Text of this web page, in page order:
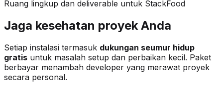
Ruang lingkup dan deliverable untuk StackFood
Jaga kesehatan proyek Anda
Setiap instalasi termasuk dukungan seumur hidup
gratis untuk masalah setup dan perbaikan kecil. Paket
berbayar menambah developer yang merawat proyek
secara personal.